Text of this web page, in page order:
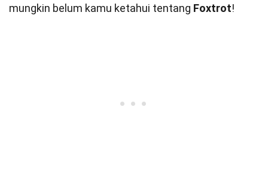
mungkin belum kamu ketahui tentang Foxtrot!